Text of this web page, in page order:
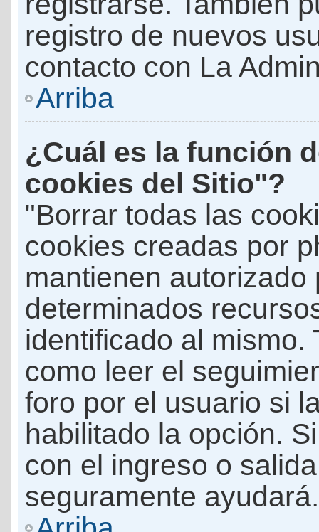
registro de nuevos
contacto con La
Arriba
¿Cuál es la función
cookies del Sitio"?
"Borrar todas las
cookies creadas por
mantienen autorizado
determinados
identificado al mismo.
como leer el
foro por el usuario si
habilitado la opción.
con el ingreso o
seguramente ayudará.